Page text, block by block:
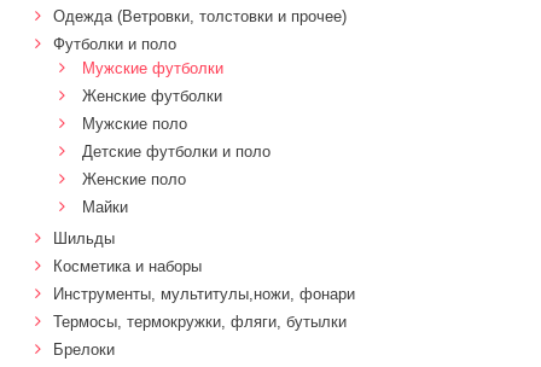
Одежда (Ветровки, толстовки и прочее)
Футболки и поло
Мужские футболки
Женские футболки
Мужские поло
Детские футболки и поло
Женские поло
Майки
Шильды
Косметика и наборы
Инструменты, мультитулы,ножи, фонари
Термосы, термокружки, фляги, бутылки
Брелоки